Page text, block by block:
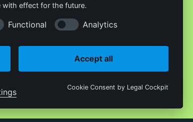
with effect for the future.
Functional Analytics
Accept all
Cookie Consent by Legal Cockpit